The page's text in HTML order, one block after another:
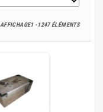
AFFICHAGE1 -1247 ÉLÉMENTS